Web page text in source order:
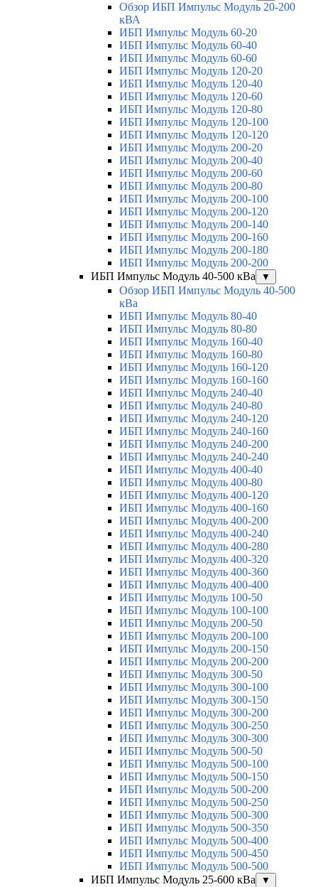
Обзор ИБП Импульс Модуль 20-200
кВА
ИБП Импульс Модуль 60-20
ИБП Импульс Модуль 60-40
ИБП Импульс Модуль 60-60
ИБП Импульс Модуль 120-20
ИБП Импульс Модуль 120-40
ИБП Импульс Модуль 120-60
ИБП Импульс Модуль 120-80
ИБП Импульс Модуль 120-100
ИБП Импульс Модуль 120-120
ИБП Импульс Модуль 200-20
ИБП Импульс Модуль 200-40
ИБП Импульс Модуль 200-60
ИБП Импульс Модуль 200-80
ИБП Импульс Модуль 200-100
ИБП Импульс Модуль 200-120
ИБП Импульс Модуль 200-140
ИБП Импульс Модуль 200-160
ИБП Импульс Модуль 200-180
ИБП Импульс Модуль 200-200
ИБП Импульс Модуль 40-500 кВа
▼
Обзор ИБП Импульс Модуль 40-500
кВа
ИБП Импульс Модуль 80-40
ИБП Импульс Модуль 80-80
ИБП Импульс Модуль 160-40
ИБП Импульс Модуль 160-80
ИБП Импульс Модуль 160-120
ИБП Импульс Модуль 160-160
ИБП Импульс Модуль 240-40
ИБП Импульс Модуль 240-80
ИБП Импульс Модуль 240-120
ИБП Импульс Модуль 240-160
ИБП Импульс Модуль 240-200
ИБП Импульс Модуль 240-240
ИБП Импульс Модуль 400-40
ИБП Импульс Модуль 400-80
ИБП Импульс Модуль 400-120
ИБП Импульс Модуль 400-160
ИБП Импульс Модуль 400-200
ИБП Импульс Модуль 400-240
ИБП Импульс Модуль 400-280
ИБП Импульс Модуль 400-320
ИБП Импульс Модуль 400-360
ИБП Импульс Модуль 400-400
ИБП Импульс Модуль 100-50
ИБП Импульс Модуль 100-100
ИБП Импульс Модуль 200-50
ИБП Импульс Модуль 200-100
ИБП Импульс Модуль 200-150
ИБП Импульс Модуль 200-200
ИБП Импульс Модуль 300-50
ИБП Импульс Модуль 300-100
ИБП Импульс Модуль 300-150
ИБП Импульс Модуль 300-200
ИБП Импульс Модуль 300-250
ИБП Импульс Модуль 300-300
ИБП Импульс Модуль 500-50
ИБП Импульс Модуль 500-100
ИБП Импульс Модуль 500-150
ИБП Импульс Модуль 500-200
ИБП Импульс Модуль 500-250
ИБП Импульс Модуль 500-300
ИБП Импульс Модуль 500-350
ИБП Импульс Модуль 500-400
ИБП Импульс Модуль 500-450
ИБП Импульс Модуль 500-500
ИБП Импульс Модуль 25-600 кВа
▼